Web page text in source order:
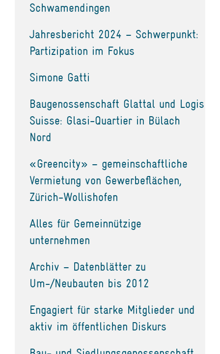
Schwamendingen
Jahresbericht 2024 – Schwerpunkt:
Partizipation im Fokus
Simone Gatti
Baugenossenschaft Glattal und Logis
Suisse: Glasi-Quartier in Bülach
Nord
«Greencity» – gemeinschaftliche
Vermietung von Gewerbeflächen,
Zürich-Wollishofen
Alles für Gemeinnützige
unternehmen
Archiv – Datenblätter zu
Um-/Neubauten bis 2012
Engagiert für starke Mitglieder und
aktiv im öffentlichen Diskurs